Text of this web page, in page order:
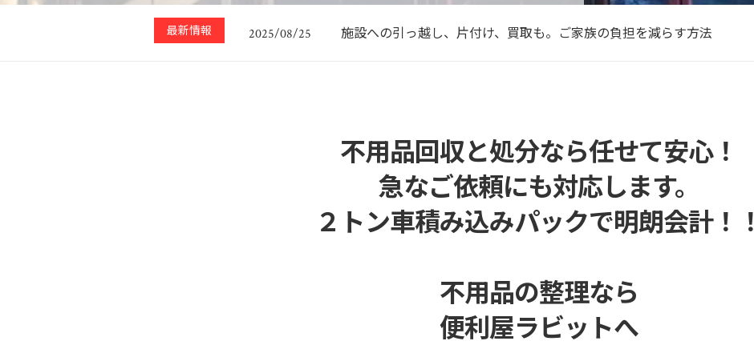
最新情報
2025/08/23 ハウスクリーニング作業再開しました。
不用品回収と処分なら任せて安心！
急なご依頼にも対応します。
２トン車積み込みパックで明朗会計！！
不用品の整理なら
便利屋ラビットへ